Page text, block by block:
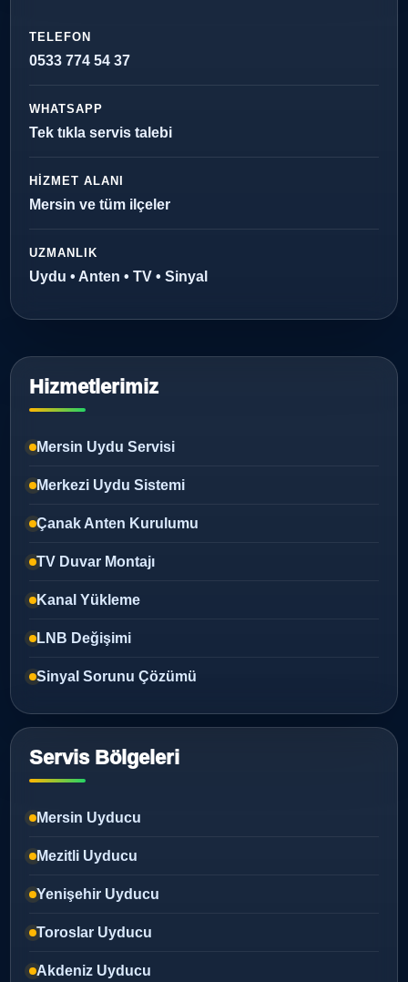
TELEFON
0533 774 54 37
WHATSAPP
Tek tıkla servis talebi
HIZMET ALANI
Mersin ve tüm ilçeler
UZMANLIK
Uydu • Anten • TV • Sinyal
Hizmetlerimiz
Mersin Uydu Servisi
Merkezi Uydu Sistemi
Çanak Anten Kurulumu
TV Duvar Montajı
Kanal Yükleme
LNB Değişimi
Sinyal Sorunu Çözümü
Servis Bölgeleri
Mersin Uyducu
Mezitli Uyducu
Yenişehir Uyducu
Toroslar Uyducu
Akdeniz Uyducu